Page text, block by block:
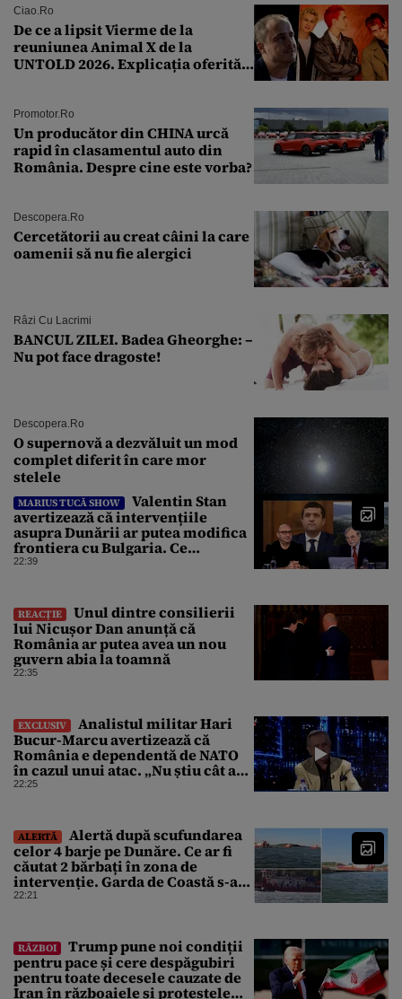
îmi salvez viața”
Ciao.ro
De ce a lipsit Vierme de la
reuniunea Animal X de la
UNTOLD 2026. Explicația oferită
Promotor.ro
Un producător din CHINA urcă
rapid în clasamentul auto din
România. Despre cine este vorba?
Descopera.ro
Cercetătorii au creat câini la care
oamenii să nu fie alergici
Râzi Cu Lacrimi
BANCUL ZILEI. Badea Gheorghe: –
Nu pot face dragoste!
Descopera.ro
O supernovă a dezvăluit un mod
complet diferit în care mor
stelele
MARIUS TUCĂ SHOW
Valentin Stan
avertizează că intervențiile
asupra Dunării ar putea modifica
frontiera cu Bulgaria. Ce
argumente aduce profesorul?
22:39
REACȚIE
Unul dintre consilierii
lui Nicușor Dan anunță că
România ar putea avea un nou
guvern abia la toamnă
22:35
EXCLUSIV
Analistul militar Hari
Bucur-Marcu avertizează că
România e dependentă de NATO
în cazul unui atac. „Nu știu cât ar
rezista țara fără ajutor ”
22:25
ALERTĂ
Alertă după scufundarea
celor 4 barje pe Dunăre. Ce ar fi
căutat 2 bărbați în zona de
intervenție. Garda de Coastă s-a
deplasat urgent
22:21
RĂZBOI
Trump pune noi condiții
pentru pace și cere despăgubiri
pentru toate decesele cauzate de
Iran în războaiele și protestele